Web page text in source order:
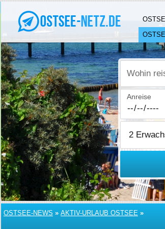
Wohin
Anreise
OSTSEE-NEWS » AKTIV-URLAUB OSTSEE »